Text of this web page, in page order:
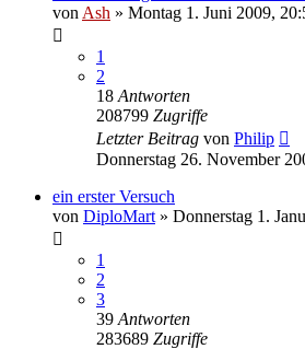
von Ash » Montag 1. Juni 2009,
1
2
18 Antworten
208799 Zugriffe
Letzter Beitrag von Philip
Donnerstag 26. November
ein erster Versuch
von DiploMart » Donnerstag 1.
1
2
3
39 Antworten
283689 Zugriffe